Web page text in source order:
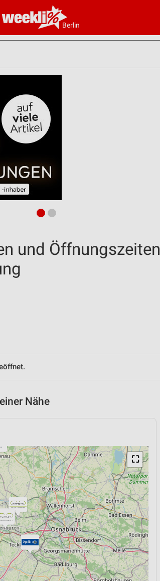
Berlin
und Öffnungszeiten
Nähe
⛶